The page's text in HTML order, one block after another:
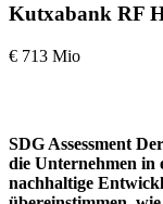
Kutxabank RF
€ 713 Mio
SDG Assessment
die Unternehmen in
nachhaltige